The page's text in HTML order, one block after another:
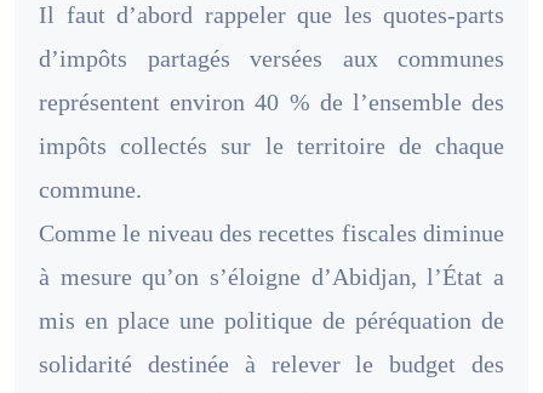
Il faut d’abord rappeler que les quotes-parts
d’impôts partagés versées aux communes
représentent environ 40 % de l’ensemble des
impôts collectés sur le territoire de chaque
commune.
Comme le niveau des recettes fiscales diminue
à mesure qu’on s’éloigne d’Abidjan, l’État a
mis en place une politique de péréquation de
solidarité destinée à relever le budget des